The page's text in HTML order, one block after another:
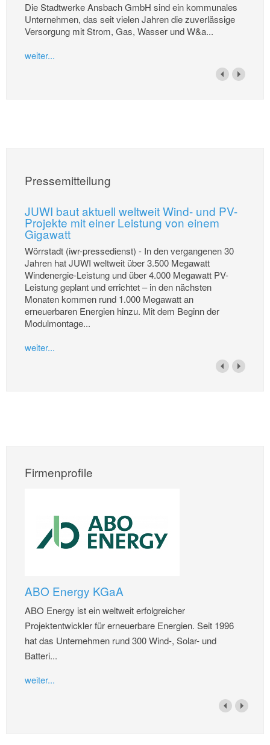
Die Stadtwerke Ansbach GmbH sind ein kommunales
Unternehmen, das seit vielen Jahren die zuverlässige
Versorgung mit Strom, Gas, Wasser und W&a...
weiter...
Pressemitteilung
JUWI baut aktuell weltweit Wind- und PV-
Projekte mit einer Leistung von einem
Gigawatt
Wörrstadt (iwr-pressedienst) - In den vergangenen 30
Jahren hat JUWI weltweit über 3.500 Megawatt
Windenergie-Leistung und über 4.000 Megawatt PV-
Leistung geplant und errichtet – in den nächsten
Monaten kommen rund 1.000 Megawatt an
erneuerbaren Energien hinzu. Mit dem Beginn der
Modulmontage...
weiter...
Firmenprofile
ABO Energy KGaA
ABO Energy ist ein weltweit erfolgreicher
Projektentwickler für erneuerbare Energien. Seit 1996
hat das Unternehmen rund 300 Wind-, Solar- und
Batteri...
weiter...